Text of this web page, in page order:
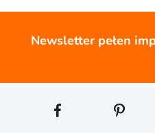
Newsletter pełen